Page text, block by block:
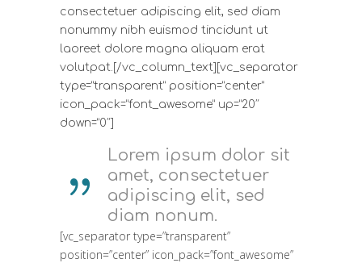
consectetuer adipiscing elit, sed diam
nonummy nibh euismod tincidunt ut
laoreet dolore magna aliquam erat
volutpat.[/vc_column_text][vc_separator
type=”transparent” position=”center”
icon_pack=”font_awesome” up=”20″
down=”0″]
Lorem ipsum dolor sit
amet, consectetuer
adipiscing elit, sed
diam nonum.
[vc_separator type=”transparent”
position=”center” icon_pack=”font_awesome”